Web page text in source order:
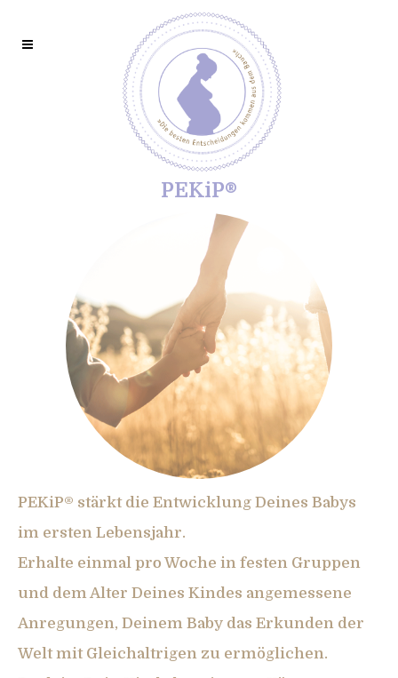
PEKiP® stärkt die Entwicklung Deines Babys
im ersten Lebensjahr.
Erhalte einmal pro Woche in festen Gruppen
und dem Alter Deines Kindes angemessene
Anregungen, Deinem Baby das Erkunden der
Welt mit Gleichaltrigen zu ermöglichen.
PEKiP®